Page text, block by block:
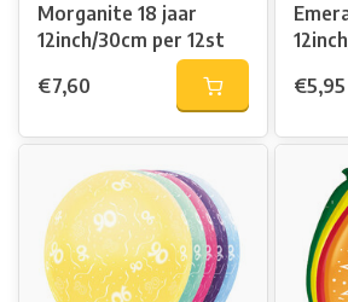
Morganite 18 jaar
12inch/30cm per 12st
€7,60
€5,95